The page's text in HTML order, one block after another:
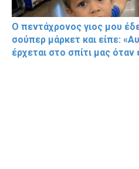
Ο πεντάχρονος γιος μου
σούπερ μάρκετ και είπε:
έρχεται στο σπίτι μας όταν